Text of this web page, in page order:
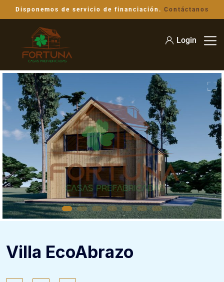
Disponemos de servicio de financiación. Contáctanos
Login
Villa EcoAbrazo